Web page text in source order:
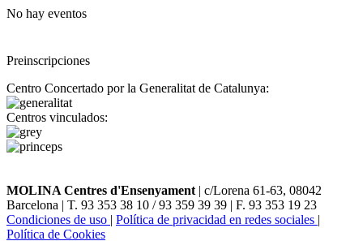
No hay eventos
Preinscripciones
Centro Concertado por la Generalitat de Catalunya:
Centros vinculados:
MOLINA Centres d'Ensenyament | c/Lorena 61-63, 08042
Barcelona | T. 93 353 38 10 / 93 359 39 39 | F. 93 353 19 23
Condiciones de uso | Política de privacidad en redes sociales |
Política de Cookies